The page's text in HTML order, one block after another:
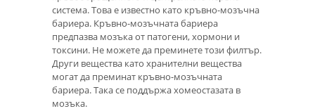
система. Това е известно като кръвно-мозъчна
бариера. Кръвно-мозъчната бариера
предпазва мозъка от патогени, хормони и
токсини. Не можете да преминете този филтър.
Други вещества като хранителни вещества
могат да преминат кръвно-мозъчната
бариера. Така се поддържа хомеостазата в
мозъка.